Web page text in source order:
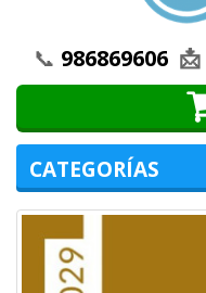
📞 986869606 📩
CATEGORÍAS